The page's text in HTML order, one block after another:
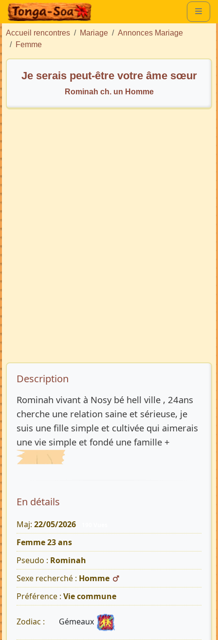
Accueil rencontres Mariage
Annonces Mariage
Femme
Je serais peut-être votre âme sœur
Rominah ch. un Homme
Description de l’annonce
Description
Rominah vivant à Nosy bé hell ville , 24ans
cherche une relation saine et sérieuse, je
suis une fille simple et cultivée qui aimerais
une vie simple et fondé une famille +
En détails
Maj: 22/05/2026
Femme 23 ans
Pseudo : Rominah
Sexe recherché : Homme
Préférence : Vie commune
Zodiac : Gémeaux